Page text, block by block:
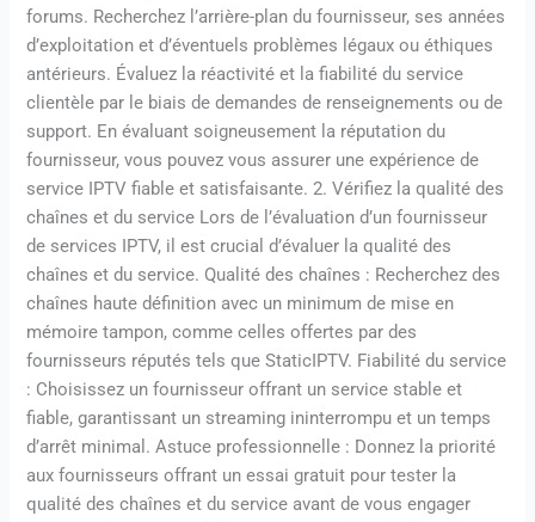
forums. Recherchez l’arrière-plan du fournisseur, ses années
d’exploitation et d’éventuels problèmes légaux ou éthiques
antérieurs. Évaluez la réactivité et la fiabilité du service
clientèle par le biais de demandes de renseignements ou de
support. En évaluant soigneusement la réputation du
fournisseur, vous pouvez vous assurer une expérience de
service IPTV fiable et satisfaisante. 2. Vérifiez la qualité des
chaînes et du service Lors de l’évaluation d’un fournisseur
de services IPTV, il est crucial d’évaluer la qualité des
chaînes et du service. Qualité des chaînes : Recherchez des
chaînes haute définition avec un minimum de mise en
mémoire tampon, comme celles offertes par des
fournisseurs réputés tels que StaticIPTV. Fiabilité du service
: Choisissez un fournisseur offrant un service stable et
fiable, garantissant un streaming ininterrompu et un temps
d’arrêt minimal. Astuce professionnelle : Donnez la priorité
aux fournisseurs offrant un essai gratuit pour tester la
qualité des chaînes et du service avant de vous engager